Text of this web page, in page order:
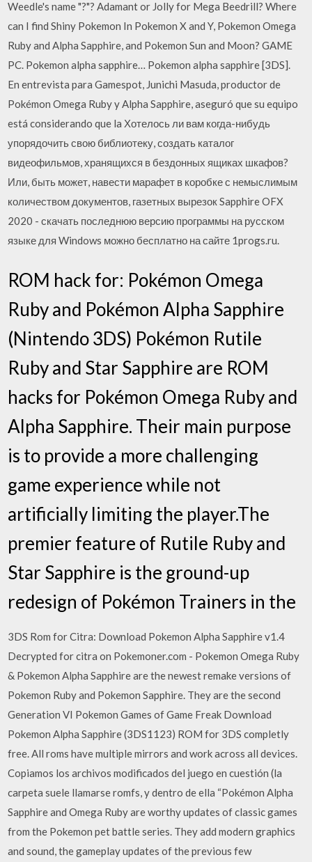
Weedle's name "?"? Adamant or Jolly for Mega Beedrill? Where
can I find Shiny Pokemon In Pokemon X and Y, Pokemon Omega
Ruby and Alpha Sapphire, and Pokemon Sun and Moon? GAME
PC. Pokemon alpha sapphire… Pokemon alpha sapphire [3DS].
En entrevista para Gamespot, Junichi Masuda, productor de
Pokémon Omega Ruby y Alpha Sapphire, aseguró que su equipo
está considerando que la Хотелось ли вам когда-нибудь
упорядочить свою библиотеку, создать каталог
видеофильмов, хранящихся в бездонных ящиках шкафов?
Или, быть может, навести марафет в коробке с немыслимым
количеством документов, газетных вырезок Sapphire OFX
2020 - скачать последнюю версию программы на русском
языке для Windows можно бесплатно на сайте 1progs.ru.
ROM hack for: Pokémon Omega
Ruby and Pokémon Alpha Sapphire
(Nintendo 3DS) Pokémon Rutile
Ruby and Star Sapphire are ROM
hacks for Pokémon Omega Ruby and
Alpha Sapphire. Their main purpose
is to provide a more challenging
game experience while not
artificially limiting the player.The
premier feature of Rutile Ruby and
Star Sapphire is the ground-up
redesign of Pokémon Trainers in the
3DS Rom for Citra: Download Pokemon Alpha Sapphire v1.4
Decrypted for citra on Pokemoner.com - Pokemon Omega Ruby
& Pokemon Alpha Sapphire are the newest remake versions of
Pokemon Ruby and Pokemon Sapphire. They are the second
Generation VI Pokemon Games of Game Freak Download
Pokemon Alpha Sapphire (3DS1123) ROM for 3DS completly
free. All roms have multiple mirrors and work across all devices.
Copiamos los archivos modificados del juego en cuestión (la
carpeta suele llamarse romfs, y dentro de ella “Pokémon Alpha
Sapphire and Omega Ruby are worthy updates of classic games
from the Pokemon pet battle series. They add modern graphics
and sound, the gameplay updates of the previous few